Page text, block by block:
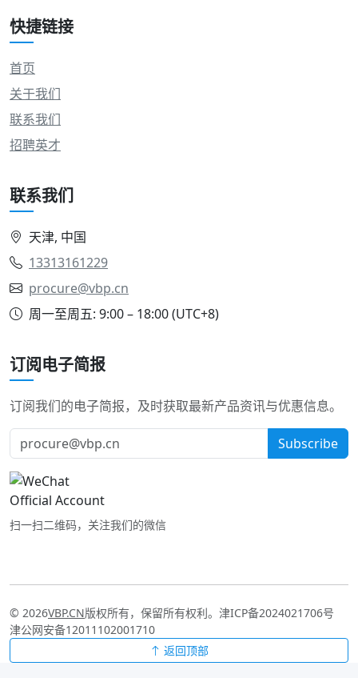
快捷链接
首页
关于我们
联系我们
招聘英才
联系我们
天津, 中国
13313161229
procure@vbp.cn
周一至周五: 9:00 – 18:00 (UTC+8)
订阅电子简报
订阅我们的电子简报，及时获取最新产品资讯与优惠信息。
Subscribe
扫一扫二维码，关注我们的微信
© 2026VBP.CN版权所有，保留所有权利。 津ICP备2024021706号
津公网安备12011102001710
返回顶部